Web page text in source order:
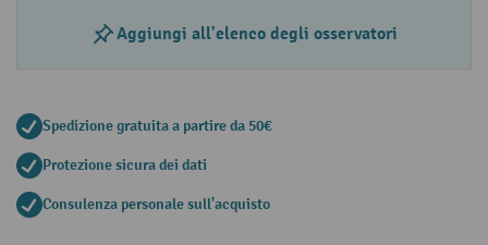
Aggiungi all'elenco degli osservatori
Spedizione gratuita a partire da 50€
Protezione sicura dei dati
Consulenza personale sull'acquisto